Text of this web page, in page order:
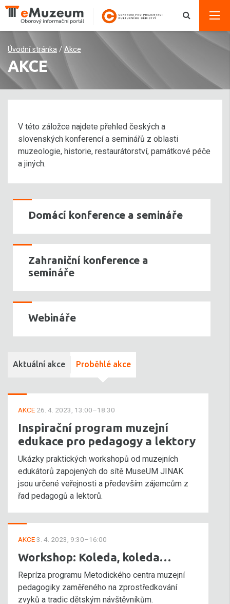
Úvodní stránka / Akce
AKCE
V této záložce najdete přehled českých a
slovenských konferencí a seminářů z oblasti
muzeologie, historie, restaurátorství, památkové péče
a jiných.
Domácí konference a semináře
Zahraniční konference a
semináře
Webináře
Aktuální akce Proběhlé akce
AKCE 26. 4. 2023, 13:00–18:30
Inspirační program muzejní
edukace pro pedagogy a lektory
Ukázky praktických workshopů od muzejních
edukátorů zapojených do sítě MuseUM JINAK
jsou určené veřejnosti a především zájemcům z
řad pedagogů a lektorů.
AKCE3. 4. 2023, 9:30–16:00
Workshop: Koleda, koleda…
Repríza programu Metodického centra muzejní
pedagogiky zaměřeného na zprostředkování
zvyků a tradic dětským návštěvníkům.